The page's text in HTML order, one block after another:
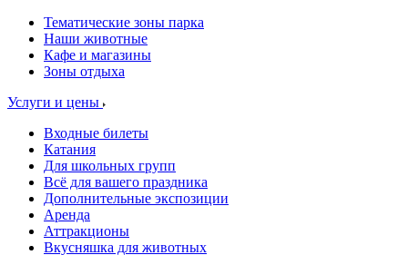
Тематические зоны парка
Наши животные
Кафе и магазины
Зоны отдыха
Услуги и цены
Входные билеты
Катания
Для школьных групп
Всё для вашего праздника
Дополнительные экспозиции
Аренда
Аттракционы
Вкусняшка для животных